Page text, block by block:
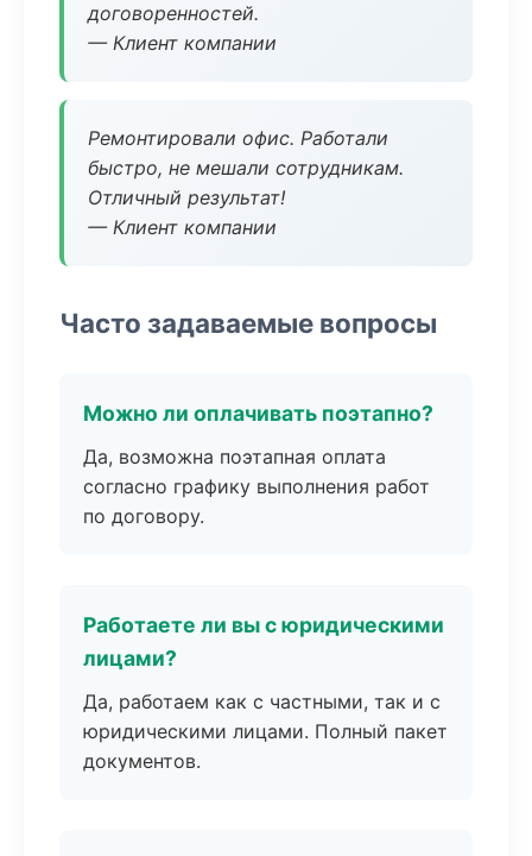
договоренностей.
— Клиент компании
Ремонтировали офис. Работали
быстро, не мешали сотрудникам.
Отличный результат!
— Клиент компании
Часто задаваемые вопросы
Можно ли оплачивать поэтапно?
Да, возможна поэтапная оплата
согласно графику выполнения работ
по договору.
Работаете ли вы с юридическими
лицами?
Да, работаем как с частными, так и с
юридическими лицами. Полный пакет
документов.